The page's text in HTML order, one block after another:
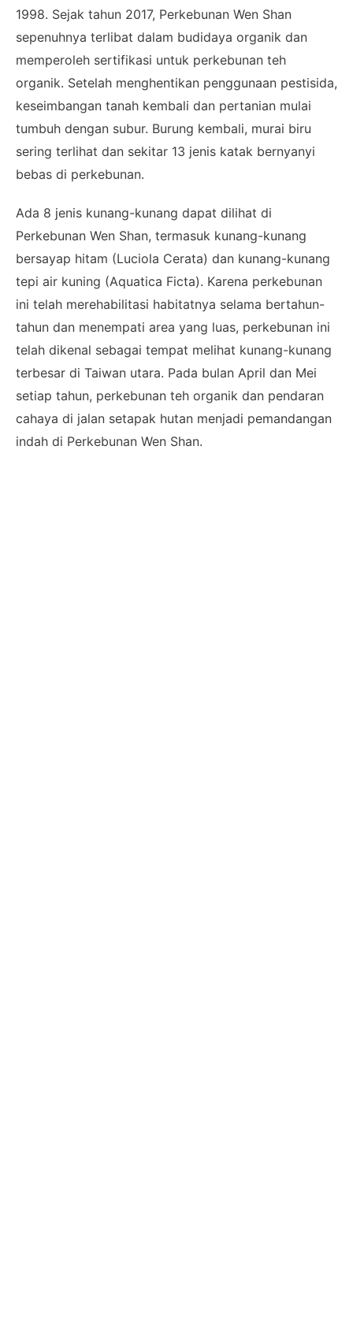
1998. Sejak tahun 2017, Perkebunan Wen Shan
sepenuhnya terlibat dalam budidaya organik dan
memperoleh sertifikasi untuk perkebunan teh
organik. Setelah menghentikan penggunaan pestisida,
keseimbangan tanah kembali dan pertanian mulai
tumbuh dengan subur. Burung kembali, murai biru
sering terlihat dan sekitar 13 jenis katak bernyanyi
bebas di perkebunan.
Ada 8 jenis kunang-kunang dapat dilihat di
Perkebunan Wen Shan, termasuk kunang-kunang
bersayap hitam (Luciola Cerata) dan kunang-kunang
tepi air kuning (Aquatica Ficta). Karena perkebunan
ini telah merehabilitasi habitatnya selama bertahun-
tahun dan menempati area yang luas, perkebunan ini
telah dikenal sebagai tempat melihat kunang-kunang
terbesar di Taiwan utara. Pada bulan April dan Mei
setiap tahun, perkebunan teh organik dan pendaran
cahaya di jalan setapak hutan menjadi pemandangan
indah di Perkebunan Wen Shan.